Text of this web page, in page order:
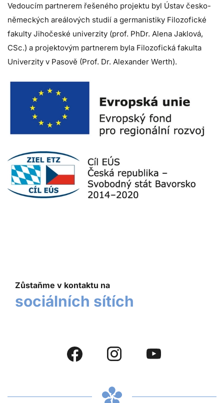
Vedoucím partnerem řešeného projektu byl Ústav česko-
německých areálových studií a germanistiky Filozofické
fakulty Jihočeské univerzity (prof. PhDr. Alena Jaklová,
CSc.) a projektovým partnerem byla Filozofická fakulta
Univerzity v Pasově (Prof. Dr. Alexander Werth).
Zůstaňme v kontaktu na
sociálních sítích